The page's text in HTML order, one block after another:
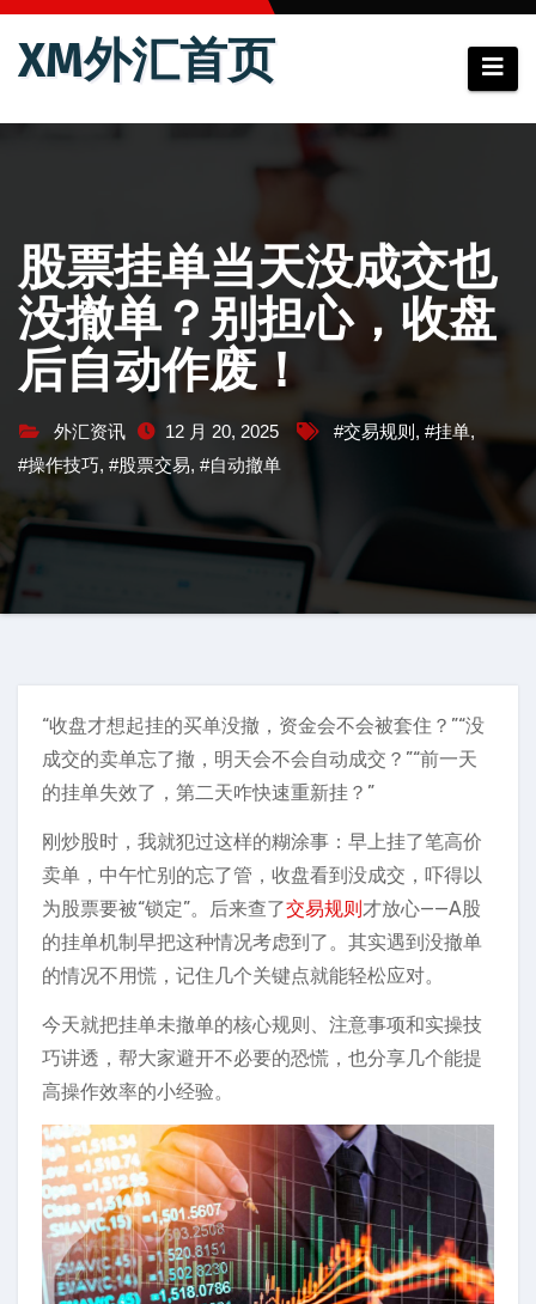
跳
XM外汇首页
股票挂单当天没成交也
没撤单？别担心，收盘
后自动作废！
外汇资讯 12 月 20, 2025 #交易规则 , #挂单,
#操作技巧, #股票交易, #自动撤单
“收盘才想起挂的买单没撤，资金会不会被套住？”“没
成交的卖单忘了撤，明天会不会自动成交？”“前一天
的挂单失效了，第二天咋快速重新挂？”
刚炒股时，我就犯过这样的糊涂事：早上挂了笔高价
卖单，中午忙别的忘了管，收盘看到没成交，吓得以
为股票要被“锁定”。后来查了交易规则才放心——A股
的挂单机制早把这种情况考虑到了。其实遇到没撤单
的情况不用慌，记住几个关键点就能轻松应对。
今天就把挂单未撤单的核心规则、注意事项和实操技
巧讲透，帮大家避开不必要的恐慌，也分享几个能提
高操作效率的小经验。